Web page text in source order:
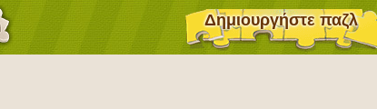
Δημιουργήστε παζλ